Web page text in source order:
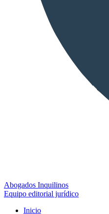
Abogados Inquilinos
Equipo editorial jurídico
Inicio